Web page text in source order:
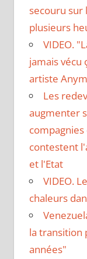
secouru sur
plusieurs
VIDEO.
jamais vécu
artiste
Les
augmenter
contestent
et l'Etat
VIDEO.
chaleurs
la transition
années"